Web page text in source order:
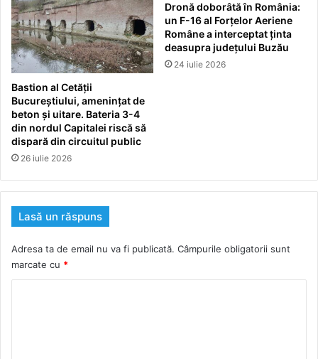
Bastion al Cetății
Bucureștiului, amenințat de
beton și uitare. Bateria 3-4
din nordul Capitalei riscă să
dispară din circuitul public
26 iulie 2026
Dronă doborâtă în România:
un F-16 al Forțelor Aeriene
Române a interceptat ținta
deasupra județului Buzău
24 iulie 2026
Lasă un răspuns
Adresa ta de email nu va fi publicată. Câmpurile obligatorii sunt
marcate cu *